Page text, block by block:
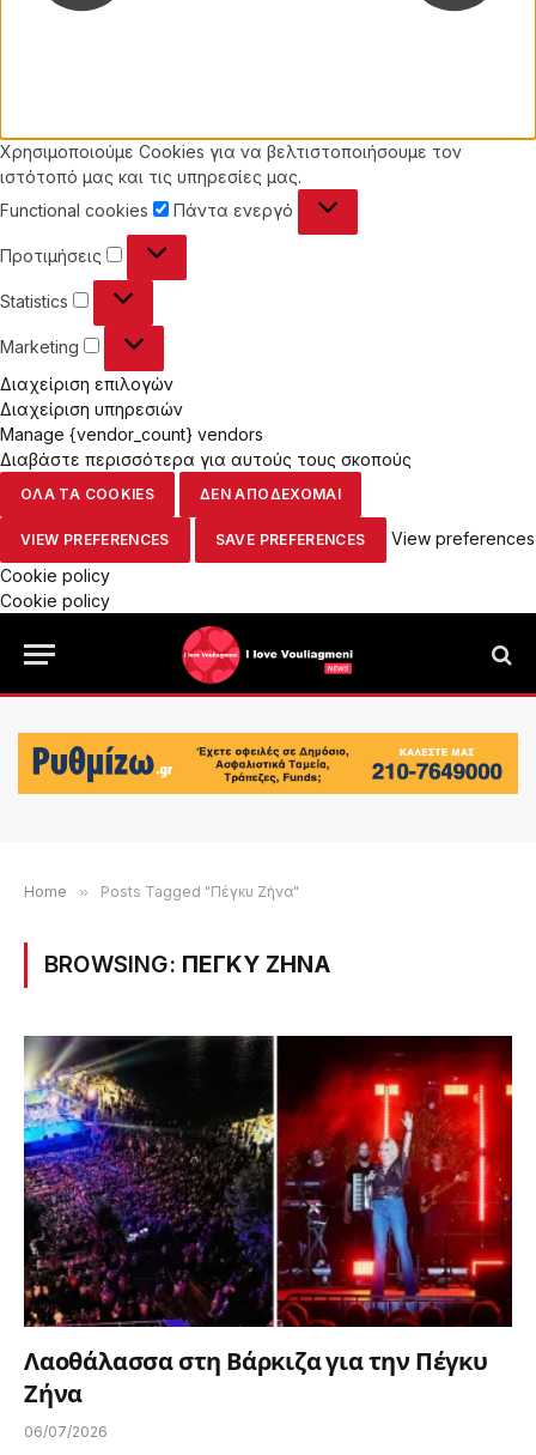
Χρησιμοποιούμε Cookies για να βελτιστοποιήσουμε τον
ιστότοπό μας και τις υπηρεσίες μας.
Functional cookies
Functional
Πάντα ενεργό
Προτιμήσεις Προτιμήσεις
Statistics Statistics
Marketing Marketing
Διαχείριση επιλογών
Διαχείριση υπηρεσιών
Manage {vendor_count} vendors
Διαβάστε περισσότερα για αυτούς τους σκοπούς
ΟΛΑ ΤΑ COOKIES ΔΕΝ ΑΠΟΔΕΧΟΜΑΙ
VIEW PREFERENCES SAVE PREFERENCES
View preferences
Cookie policy
Cookie policy
Home » Posts Tagged "Πέγκυ Ζήνα"
BROWSING: ΠΕΓΚΥ ΖΗΝΑ
Λαοθάλασσα στη Βάρκιζα για την Πέγκυ
Ζήνα
06/07/2026